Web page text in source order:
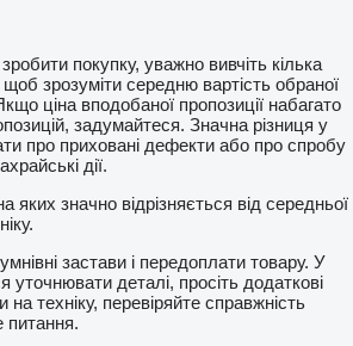
покупку, уважно вивчіть кілька
зрозуміти середню вартість обраної
ціна вподобаної пропозиції набагато
задумайтеся. Значна різниця у
про приховані дефекти або про спробу
дії.
яких значно відрізняється від середньої
застави і передоплати товару. У
уточнювати деталі, просіть додаткові
на техніку, перевіряйте справжність
питання.